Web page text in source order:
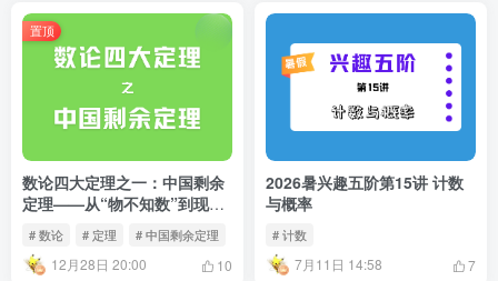
置顶
数论四大定理之一：中国剩余
定理——从“物不知数”到现代
# 数论 # 定理 # 中国剩余定理
12月28日 20:00 10
2026暑兴趣五阶第15讲 计数
与概率
# 计数
7月11日 14:58 7